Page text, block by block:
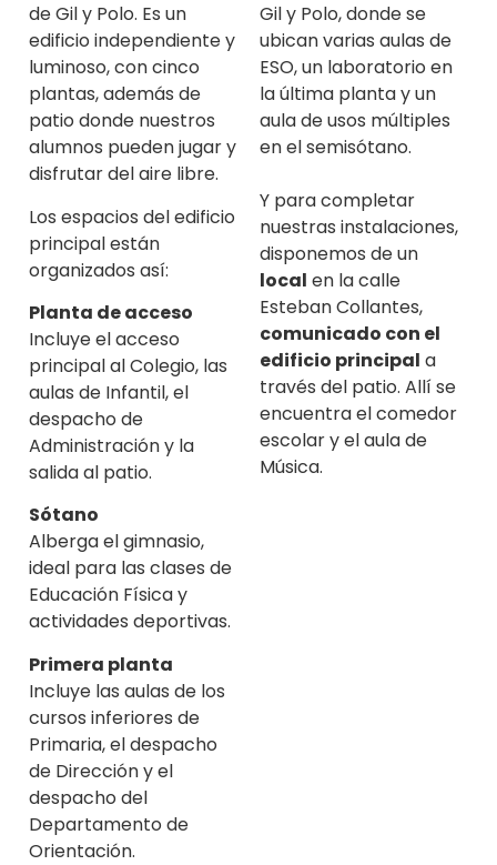
de Gil y Polo. Es un
edificio independiente y
luminoso, con cinco
plantas, además de
patio donde nuestros
alumnos pueden jugar y
disfrutar del aire libre.
Los espacios del edificio
principal están
organizados así:
Planta de acceso
Incluye el acceso
principal al Colegio, las
aulas de Infantil, el
despacho de
Administración y la
salida al patio.
Sótano
Alberga el gimnasio,
ideal para las clases de
Educación Física y
actividades deportivas.
Primera planta
Incluye las aulas de los
cursos inferiores de
Primaria, el despacho
de Dirección y el
despacho del
Departamento de
Orientación.
Gil y Polo, donde se
ubican varias aulas de
ESO, un laboratorio en
la última planta y un
aula de usos múltiples
en el semisótano.
Y para completar
nuestras instalaciones,
disponemos de un
local en la calle
Esteban Collantes,
comunicado con el
edificio principal a
través del patio. Allí se
encuentra el comedor
escolar y el aula de
Música.